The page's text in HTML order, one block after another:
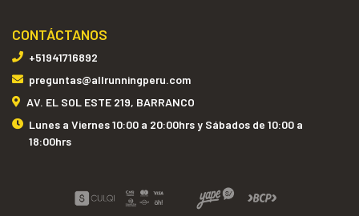
CONTÁCTANOS
+51941716892
preguntas@allrunningperu.com
AV. EL SOL ESTE 219, BARRANCO
Lunes a Viernes 10:00 a 20:00hrs y Sábados de 10:00 a
18:00hrs